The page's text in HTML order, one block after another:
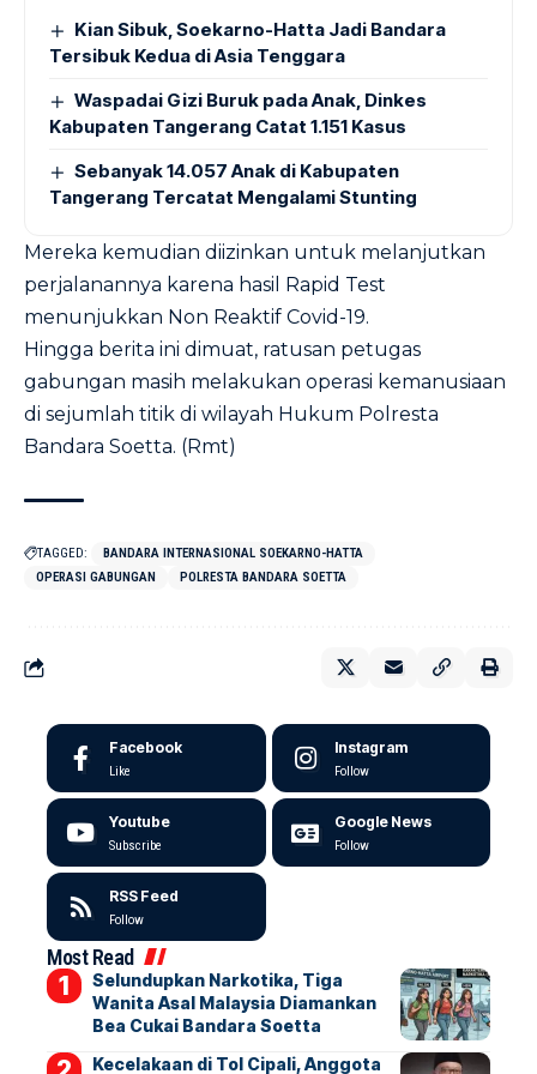
Kian Sibuk, Soekarno-Hatta Jadi Bandara
Tersibuk Kedua di Asia Tenggara
Waspadai Gizi Buruk pada Anak, Dinkes
Kabupaten Tangerang Catat 1.151 Kasus
Sebanyak 14.057 Anak di Kabupaten
Tangerang Tercatat Mengalami Stunting
Mereka kemudian diizinkan untuk melanjutkan
perjalanannya karena hasil Rapid Test
menunjukkan Non Reaktif Covid-19.
Hingga berita ini dimuat, ratusan petugas
gabungan masih melakukan operasi kemanusiaan
di sejumlah titik di wilayah Hukum Polresta
Bandara Soetta. (Rmt)
TAGGED:
BANDARA INTERNASIONAL SOEKARNO-HATTA
OPERASI GABUNGAN
POLRESTA BANDARA SOETTA
Facebook
Like
Instagram
Follow
Youtube
Subscribe
Google News
Follow
RSS Feed
Follow
Most Read
Selundupkan Narkotika, Tiga
Wanita Asal Malaysia Diamankan
Bea Cukai Bandara Soetta
Kecelakaan di Tol Cipali, Anggota